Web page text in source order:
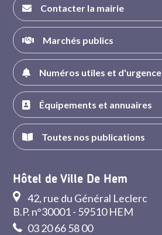
Contacter la mairie
Marchés publics
Numéros utiles et d'urgence
Équipements et annuaires
Toutes nos publications
Hôtel de Ville De Hem
42, rue du Général Leclerc
B.P. n°30001 - 59510 HEM
03 20 66 58 00